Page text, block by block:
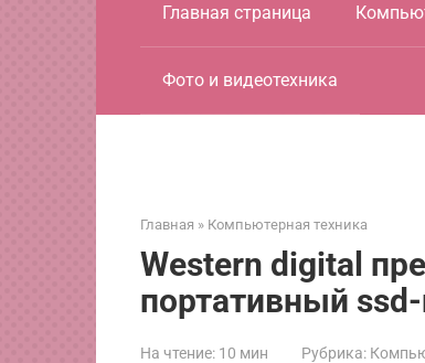
Главная страница
Фото и видеотехника
Главная » Компьютерная техника
Western digital
портативный
На чтение: 10 мин Рубрика: